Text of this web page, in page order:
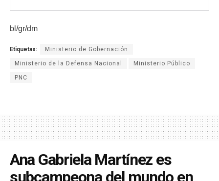
bl/gr/dm
Etiquetas: Ministerio de Gobernación
Ministerio de la Defensa Nacional Ministerio Público
PNC
Ana Gabriela Martínez es
subcampeona del mundo en